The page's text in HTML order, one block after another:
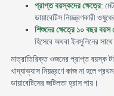
প্রাপ্ত বয়স্কদের ক্ষেত্রে:
ডায়াবেটিস নিয়ন্ত্রণকারী
শিশুদের ক্ষেত্রে ১০ বছর বয়স
হিসেবে অথবা ইনসুলিনের সাথে
মাত্রাতিরিক্তওজনের প্রাপ্ত বয়স্ক
খাদ্যাভ্যাস নিয়ন্ত্রণে কাজ না হলে প্রথম
ডায়াবেটিসের জটিলতা হ্রাস পায়।